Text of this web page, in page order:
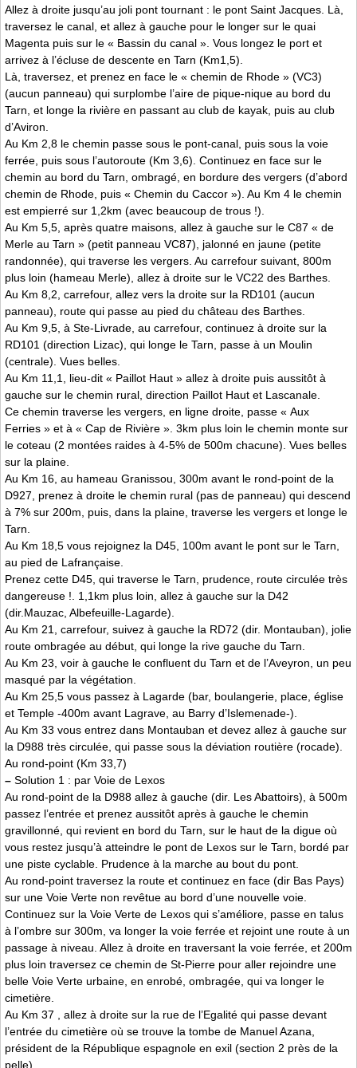
Allez à droite jusqu’au joli pont tournant : le pont Saint Jacques. Là,
traversez le canal, et allez à gauche pour le longer sur le quai
Magenta puis sur le « Bassin du canal ». Vous longez le port et
arrivez à l’écluse de descente en Tarn (Km1,5).
Là, traversez, et prenez en face le « chemin de Rhode » (VC3)
(aucun panneau) qui surplombe l’aire de pique-nique au bord du
Tarn, et longe la rivière en passant au club de kayak, puis au club
d’Aviron.
Au Km 2,8 le chemin passe sous le pont-canal, puis sous la voie
ferrée, puis sous l’autoroute (Km 3,6). Continuez en face sur le
chemin au bord du Tarn, ombragé, en bordure des vergers (d’abord
chemin de Rhode, puis « Chemin du Caccor »). Au Km 4 le chemin
est empierré sur 1,2km (avec beaucoup de trous !).
Au Km 5,5, après quatre maisons, allez à gauche sur le C87 « de
Merle au Tarn » (petit panneau VC87), jalonné en jaune (petite
randonnée), qui traverse les vergers. Au carrefour suivant, 800m
plus loin (hameau Merle), allez à droite sur le VC22 des Barthes.
Au Km 8,2, carrefour, allez vers la droite sur la RD101 (aucun
panneau), route qui passe au pied du château des Barthes.
Au Km 9,5, à Ste-Livrade, au carrefour, continuez à droite sur la
RD101 (direction Lizac), qui longe le Tarn, passe à un Moulin
(centrale). Vues belles.
Au Km 11,1, lieu-dit « Paillot Haut » allez à droite puis aussitôt à
gauche sur le chemin rural, direction Paillot Haut et Lascanale.
Ce chemin traverse les vergers, en ligne droite, passe « Aux
Ferries » et à « Cap de Rivière ». 3km plus loin le chemin monte sur
le coteau (2 montées raides à 4-5% de 500m chacune). Vues belles
sur la plaine.
Au Km 16, au hameau Granissou, 300m avant le rond-point de la
D927, prenez à droite le chemin rural (pas de panneau) qui descend
à 7% sur 200m, puis, dans la plaine, traverse les vergers et longe le
Tarn.
Au Km 18,5 vous rejoignez la D45, 100m avant le pont sur le Tarn,
au pied de Lafrançaise.
Prenez cette D45, qui traverse le Tarn, prudence, route circulée très
dangereuse !. 1,1km plus loin, allez à gauche sur la D42
(dir.Mauzac, Albefeuille-Lagarde).
Au Km 21, carrefour, suivez à gauche la RD72 (dir. Montauban), jolie
route ombragée au début, qui longe la rive gauche du Tarn.
Au Km 23, voir à gauche le confluent du Tarn et de l’Aveyron, un peu
masqué par la végétation.
Au Km 25,5 vous passez à Lagarde (bar, boulangerie, place, église
et Temple -400m avant Lagrave, au Barry d’Islemenade-).
Au Km 33 vous entrez dans Montauban et devez allez à gauche sur
la D988 très circulée, qui passe sous la déviation routière (rocade).
Au rond-point (Km 33,7)
– Solution 1 : par Voie de Lexos
Au rond-point de la D988 allez à gauche (dir. Les Abattoirs), à 500m
passez l’entrée et prenez aussitôt après à gauche le chemin
gravillonné, qui revient en bord du Tarn, sur le haut de la digue où
vous restez jusqu’à atteindre le pont de Lexos sur le Tarn, bordé par
une piste cyclable. Prudence à la marche au bout du pont.
Au rond-point traversez la route et continuez en face (dir Bas Pays)
sur une Voie Verte non revêtue au bord d’une nouvelle voie.
Continuez sur la Voie Verte de Lexos qui s’améliore, passe en talus
à l’ombre sur 300m, va longer la voie ferrée et rejoint une route à un
passage à niveau. Allez à droite en traversant la voie ferrée, et 200m
plus loin traversez ce chemin de St-Pierre pour aller rejoindre une
belle Voie Verte urbaine, en enrobé, ombragée, qui va longer le
cimetière.
Au Km 37 , allez à droite sur la rue de l’Egalité qui passe devant
l’entrée du cimetière où se trouve la tombe de Manuel Azana,
président de la République espagnole en exil (section 2 près de la
pelle).